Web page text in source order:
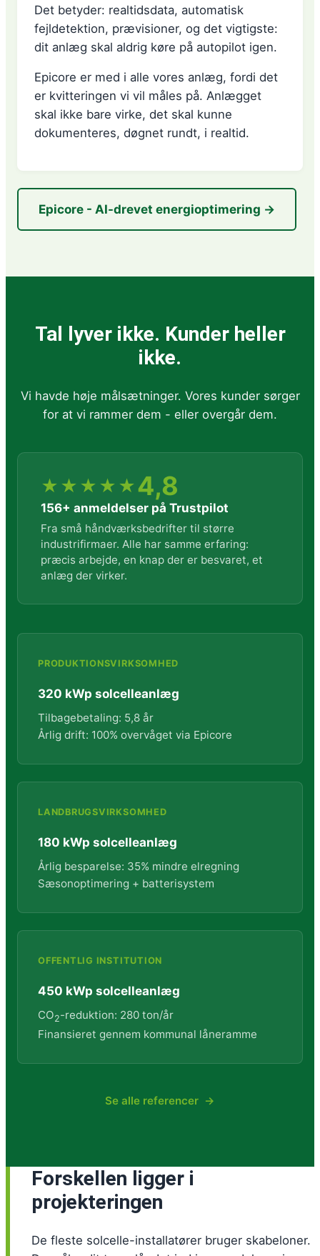
Det betyder: realtidsdata, automatisk
fejldetektion, prævisioner, og det vigtigste:
dit anlæg skal aldrig køre på autopilot igen.
Epicore er med i alle vores anlæg, fordi det
er kvitteringen vi vil måles på. Anlægget
skal ikke bare virke, det skal kunne
dokumenteres, døgnet rundt, i realtid.
Epicore - AI-drevet energioptimering →
Tal lyver ikke. Kunder heller
ikke.
Vi havde høje målsætninger. Vores kunder sørger
for at vi rammer dem - eller overgår dem.
★★★★★4,8
156+ anmeldelser på Trustpilot
Fra små håndværksbedrifter til større
industrifirmaer. Alle har samme erfaring:
præcis arbejde, en knap der er besvaret, et
anlæg der virker.
PRODUKTIONSVIRKSOMHED
320 kWp solcelleanlæg
Tilbagebetaling: 5,8 år
Årlig drift: 100% overvåget via Epicore
LANDBRUGSVIRKSOMHED
180 kWp solcelleanlæg
Årlig besparelse: 35% mindre elregning
Sæsonoptimering + batterisystem
OFFENTLIG INSTITUTION
450 kWp solcelleanlæg
CO2-reduktion: 280 ton/år
Finansieret gennem kommunal låneramme
Se alle referencer
Forskellen ligger i
projekteringen
De fleste solcelle-installatører bruger skabeloner.